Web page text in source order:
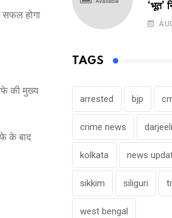
सफल होगा
की मुख्य
के बाद
‘भूत’
TAGS
arrested bjp
crime news
kolkata news
sikkim siliguri
west bengal